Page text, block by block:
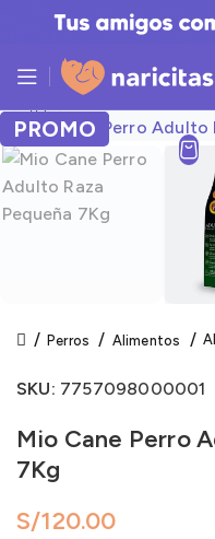
PROMO
PROMO
Click to enlarge
Perros Alimentos
SKU: 7757098000001
Mio Cane Perro
7Kg
S/